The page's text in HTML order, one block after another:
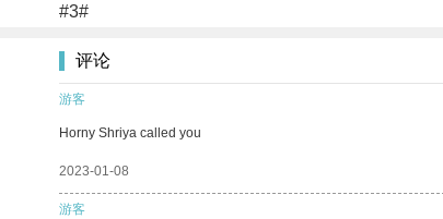
#3#
评论
游客
Horny Shriya called you
2023-01-08
游客